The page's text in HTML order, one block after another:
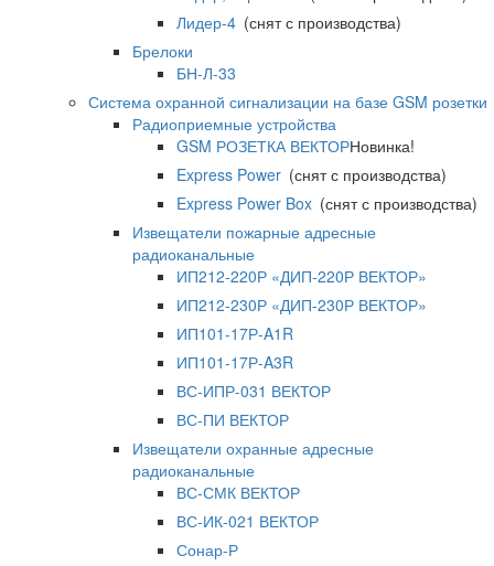
Лидер-4 (снят с производства)
Брелоки
БН-Л-33
Система охранной сигнализации на базе GSM розетки
Радиоприемные устройства
GSM РОЗЕТКА ВЕКТОРНовинка!
Express Power (снят с производства)
Express Power Box (снят с производства)
Извещатели пожарные адресные
радиоканальные
ИП212-220Р «ДИП-220Р ВЕКТОР»
ИП212-230Р «ДИП-230Р ВЕКТОР»
ИП101-17Р-A1R
ИП101-17Р-A3R
ВС-ИПР-031 ВЕКТОР
ВС-ПИ ВЕКТОР
Извещатели охранные адресные
радиоканальные
ВС-СМК ВЕКТОР
ВС-ИК-021 ВЕКТОР
Сонар-Р